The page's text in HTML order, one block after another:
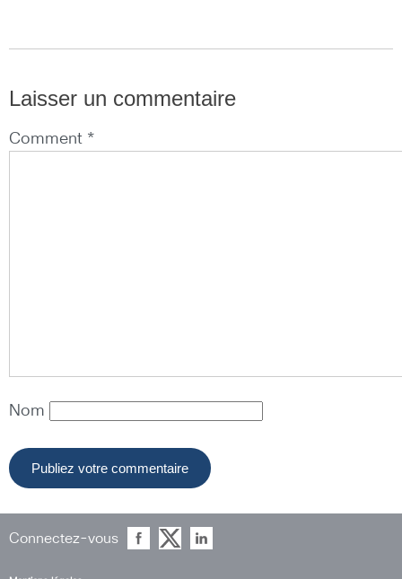
Laisser un commentaire
Comment *
Nom
Connectez-vous